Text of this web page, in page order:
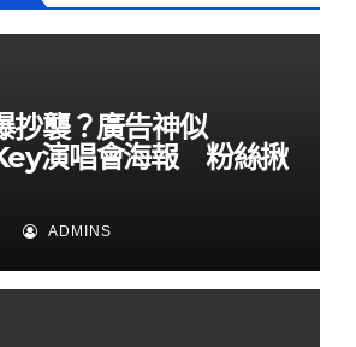
抄襲？廣告神似
演唱會海報 粉絲揪
ADMINS